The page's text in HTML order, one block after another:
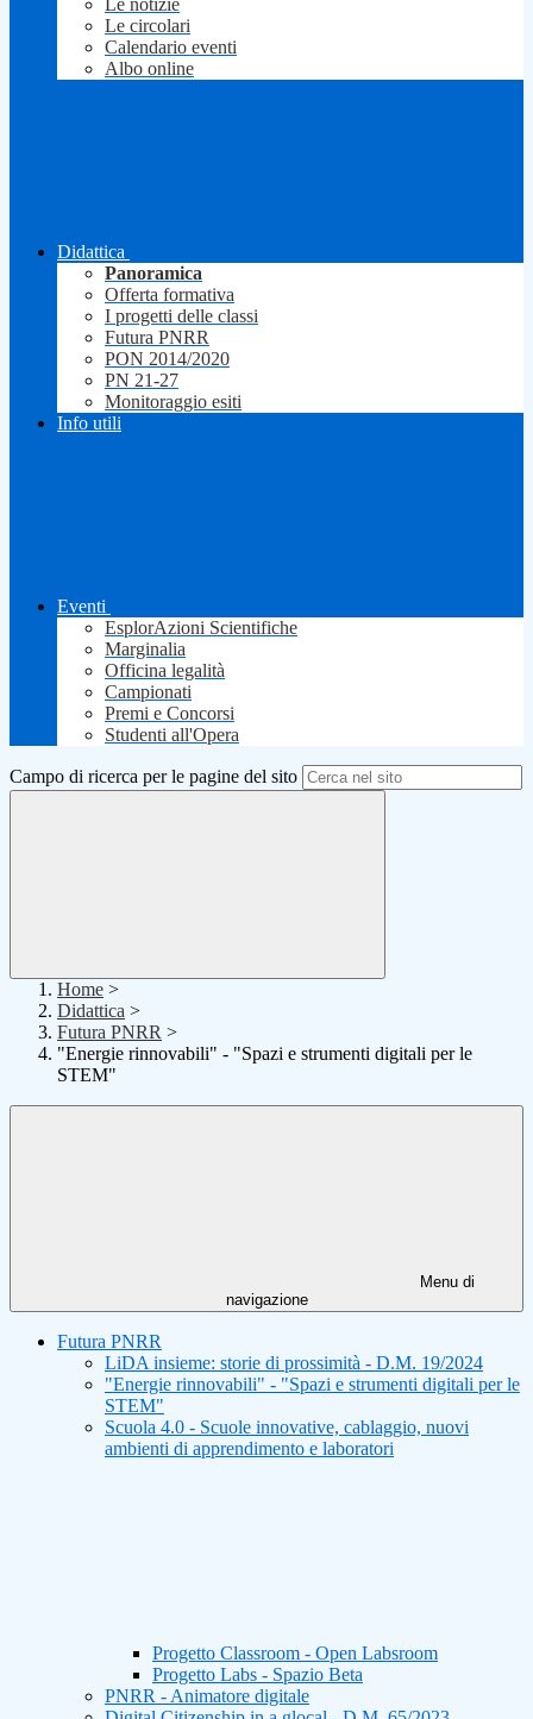
Le notizie
Le circolari
Calendario eventi
Albo online
Didattica
Panoramica
Offerta formativa
I progetti delle classi
Futura PNRR
PON 2014/2020
PN 21-27
Monitoraggio esiti
Info utili
Eventi
EsplorAzioni Scientifiche
Marginalia
Officina legalità
Campionati
Premi e Concorsi
Studenti all'Opera
Campo di ricerca per le pagine del sito
Home >
Didattica >
Futura PNRR >
"Energie rinnovabili" - "Spazi e strumenti digitali per le
STEM"
Menu di
navigazione
Futura PNRR
LiDA insieme: storie di prossimità - D.M. 19/2024
"Energie rinnovabili" - "Spazi e strumenti digitali per le
STEM"
Scuola 4.0 - Scuole innovative, cablaggio, nuovi
ambienti di apprendimento e laboratori
Progetto Classroom - Open Labsroom
Progetto Labs - Spazio Beta
PNRR - Animatore digitale